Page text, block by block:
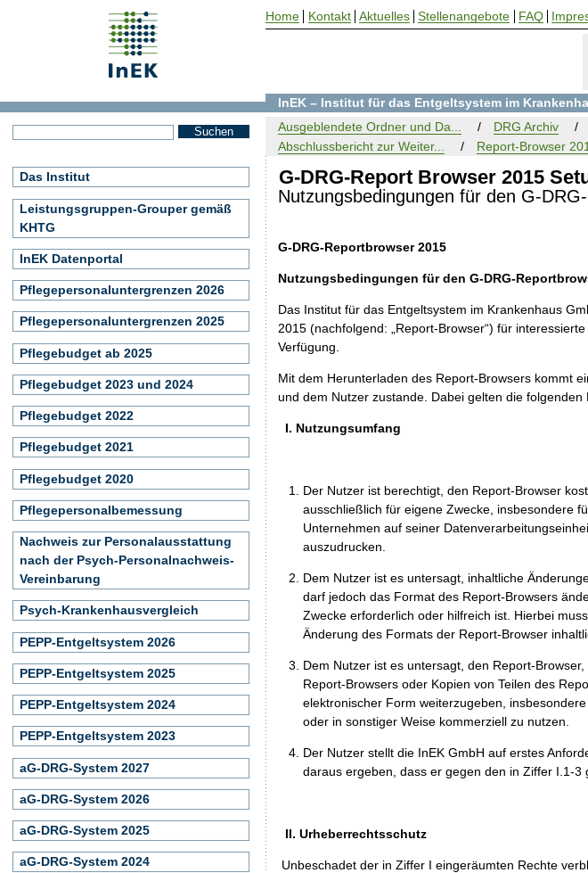
G-DRG-Report Browser 2015
Nutzungsbedingungen für den G-
G-DRG-Reportbrowser 2015
Nutzungsbedingungen für den G-DRG-
Das Institut für das Entgeltsystem im Krankenhaus
2015 (nachfolgend: „Report-Browser“) für
Verfügung.
Mit dem Herunterladen des Report-Browsers kommt
und dem Nutzer zustande. Dabei gelten die folgenden
I. Nutzungsumfang
Der Nutzer ist berechtigt, den Report-Browser
ausschließlich für eigene Zwecke, insbesondere
Unternehmen auf seiner
auszudrucken.
Dem Nutzer ist es untersagt, inhaltliche
darf jedoch das Format des Report-Browsers
Zwecke erforderlich oder hilfreich ist. Hierbei
Änderung des Formats der Report-Browser
Dem Nutzer ist es untersagt, den Report-
Report-Browsers oder Kopien von Teilen des
elektronischer Form weiterzugeben,
oder in sonstiger Weise kommerziell zu nutzen.
Der Nutzer stellt die InEK GmbH auf erstes
daraus ergeben, dass er gegen den in Ziffer I.1-
II. Urheberrechtsschutz
Unbeschadet der in Ziffer I eingeräumten Rechte
InEK – Institut für das Entgeltsystem im
Ausgeblendete Ordner und Da...
DRG Archiv
Abschlussbericht zur Weiter...
Report-Browser
Das Institut
Leistungsgruppen-Grouper gemäß
KHTG
InEK Datenportal
Pflegepersonaluntergrenzen 2026
Pflegepersonaluntergrenzen 2025
Pflegebudget ab 2025
Pflegebudget 2023 und 2024
Pflegebudget 2022
Pflegebudget 2021
Pflegebudget 2020
Pflegepersonalbemessung
Nachweis zur Personalausstattung
nach der Psych-Personalnachweis-
Vereinbarung
Psych-Krankenhausvergleich
PEPP-Entgeltsystem 2026
PEPP-Entgeltsystem 2025
PEPP-Entgeltsystem 2024
PEPP-Entgeltsystem 2023
aG-DRG-System 2027
aG-DRG-System 2026
aG-DRG-System 2025
aG-DRG-System 2024
Home Kontakt Aktuelles Stellenangebote FAQ